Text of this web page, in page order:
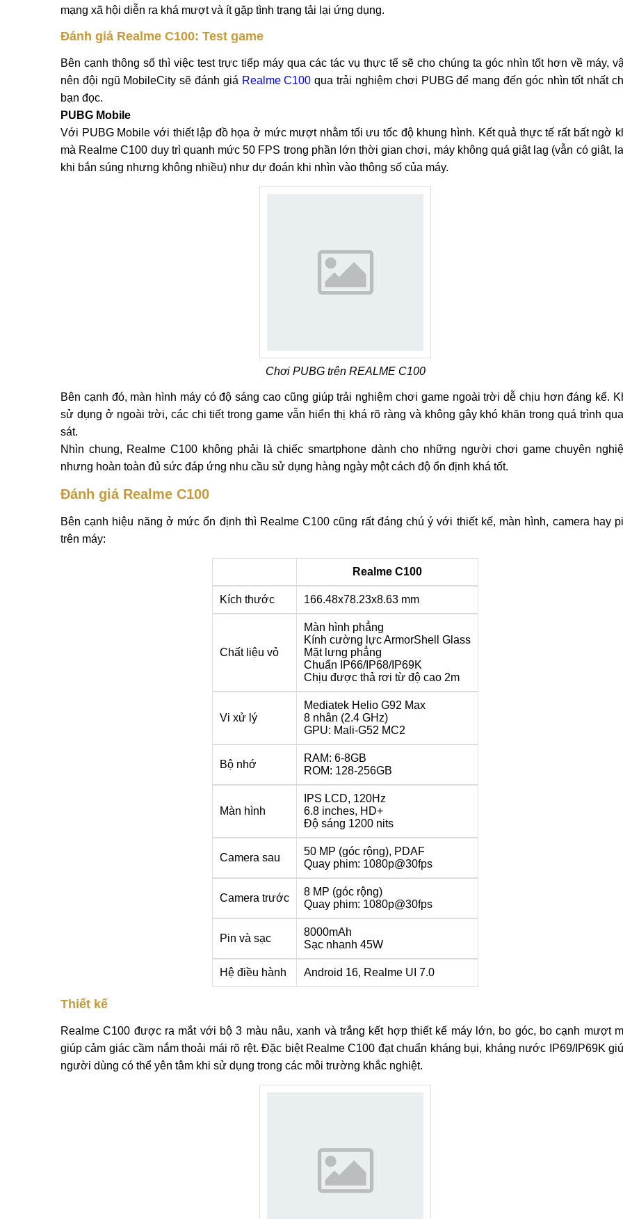
mạng xã hội diễn ra khá mượt và ít gặp tình trạng tải lại ứng dụng.
Đánh giá Realme C100: Test game
Bên cạnh thông số thì việc test trực tiếp máy qua các tác vụ thực tế sẽ cho chúng ta góc nhìn tốt hơn về máy,
nên đội ngũ MobileCity sẽ đánh giá Realme C100 qua trải nghiệm chơi PUBG để mang đến góc nhìn tốt nhất
bạn đọc.
PUBG Mobile
Với PUBG Mobile với thiết lập đồ họa ở mức mượt nhằm tối ưu tốc độ khung hình. Kết quả thực tế rất bất ngờ
mà Realme C100 duy trì quanh mức 50 FPS trong phần lớn thời gian chơi, máy không quá giật lag (vẫn có giật,
khi bắn súng nhưng không nhiều) như dự đoán khi nhìn vào thông số của máy.
Chơi PUBG trên REALME C100
Bên cạnh đó, màn hình máy có độ sáng cao cũng giúp trải nghiệm chơi game ngoài trời dễ chịu hơn đáng kể.
sử dụng ở ngoài trời, các chi tiết trong game vẫn hiển thị khá rõ ràng và không gây khó khăn trong quá trình
sát.
Nhìn chung, Realme C100 không phải là chiếc smartphone dành cho những người chơi game chuyên
nhưng hoàn toàn đủ sức đáp ứng nhu cầu sử dụng hàng ngày một cách độ ổn định khá tốt.
Đánh giá Realme C100
Bên cạnh hiệu năng ở mức ổn định thì Realme C100 cũng rất đáng chú ý với thiết kế, màn hình, camera hay
trên máy:
Realme C100
Kích thước 166.48x78.23x8.63 mm
Chất liệu vỏ
Màn hình phẳng
Kính cường lực ArmorShell Glass
Mặt lưng phẳng
Chuẩn IP66/IP68/IP69K
Chịu được thả rơi từ độ cao 2m
Vi xử lý
Mediatek Helio G92 Max
8 nhân (2.4 GHz)
GPU: Mali-G52 MC2
Bộ nhớ
RAM: 6-8GB
ROM: 128-256GB
Màn hình
IPS LCD, 120Hz
6.8 inches, HD+
Độ sáng 1200 nits
Camera sau
50 MP (góc rộng), PDAF
Quay phim: 1080p@30fps
Camera trước
8 MP (góc rộng)
Quay phim: 1080p@30fps
Pin và sạc
8000mAh
Sạc nhanh 45W
Hệ điều hành Android 16, Realme UI 7.0
Thiết kế
Realme C100 được ra mắt với bộ 3 màu nâu, xanh và trắng kết hợp thiết kế máy lớn, bo góc, bo cạnh mượt
giúp cảm giác cầm nắm thoải mái rõ rệt. Đặc biệt Realme C100 đạt chuẩn kháng bụi, kháng nước IP69/IP69K
người dùng có thể yên tâm khi sử dụng trong các môi trường khắc nghiệt.